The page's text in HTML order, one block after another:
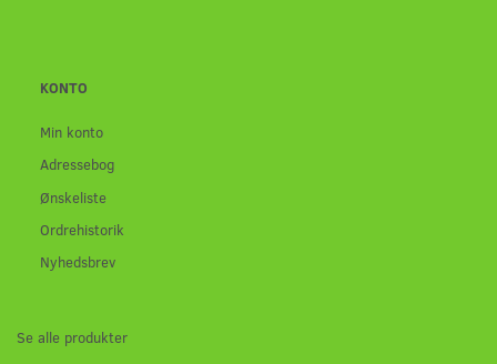
KONTO
Min konto
Adressebog
Ønskeliste
Ordrehistorik
Nyhedsbrev
Se alle produkter